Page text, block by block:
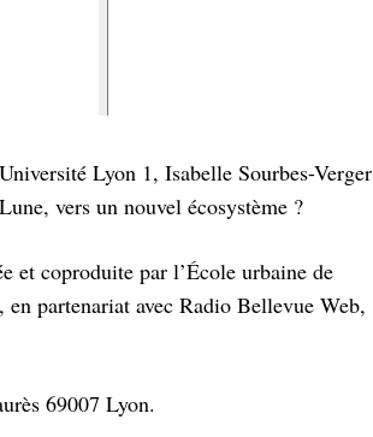
Lyon 1, Isabelle Sourbes-Verger
vers un nouvel écosystème ?
et coproduite par l’École urbaine de
partenariat avec Radio Bellevue Web,
69007 Lyon.